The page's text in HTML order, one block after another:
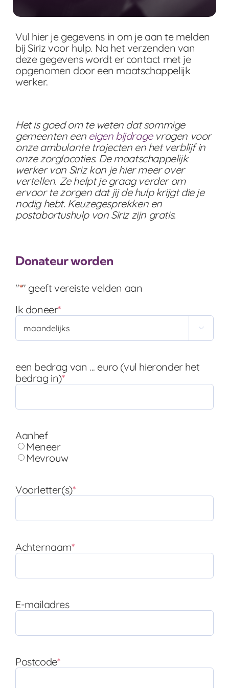
Vul hier je gegevens in om je aan te melden
bij Siriz voor hulp. Na het verzenden van
deze gegevens wordt er contact met je
opgenomen door een maatschappelijk
werker.
Het is goed om te weten dat sommige
gemeenten een eigen bijdragevragen voor
onze ambulante trajecten en het verblijf in
onze zorglocaties. De maatschappelijk
werkervan Siriz kan je hier meer over
vertellen. Ze helpt je graag verder om
ervoor te zorgen dat jij de hulp krijgt die je
nodig hebt. Keuzegesprekken en
postabortushulp van Siriz zijn gratis.
Donateur worden
"*" geeft vereiste velden aan
Ik doneer*

een bedrag van ... euro (vul hieronder het
bedrag in)*
Aanhef
Meneer
Mevrouw
Voorletter(s)*
Achternaam*
E-mailadres
Postcode*